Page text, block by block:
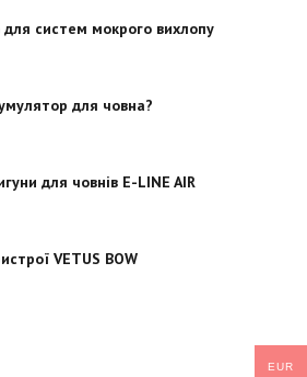
для систем мокрого вихлопу
для човна?
для човнів E-LINE AIR
VETUS BOW
EUR